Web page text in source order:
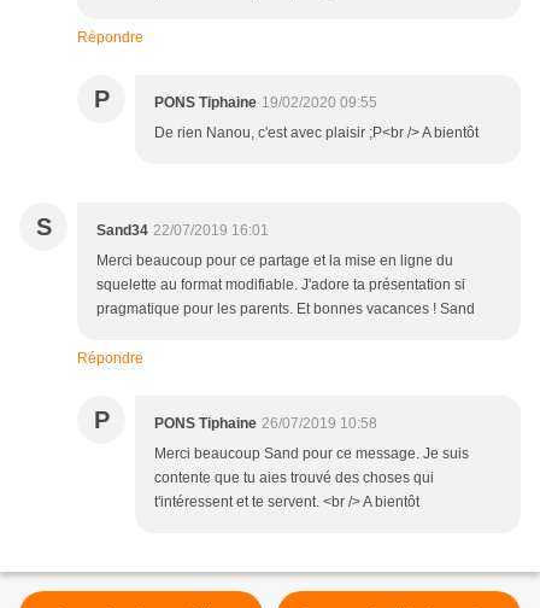
Répondre
P PONS Tiphaine 19/02/2020 09:55
De rien Nanou, c'est avec plaisir ;P<br /> A bientôt
S Sand34 22/07/2019 16:01
Merci beaucoup pour ce partage et la mise en ligne du
squelette au format modifiable. J'adore ta présentation si
pragmatique pour les parents. Et bonnes vacances ! Sand
Répondre
P PONS Tiphaine 26/07/2019 10:58
Merci beaucoup Sand pour ce message. Je suis
contente que tu aies trouvé des choses qui
t'intéressent et te servent. <br /> A bientôt